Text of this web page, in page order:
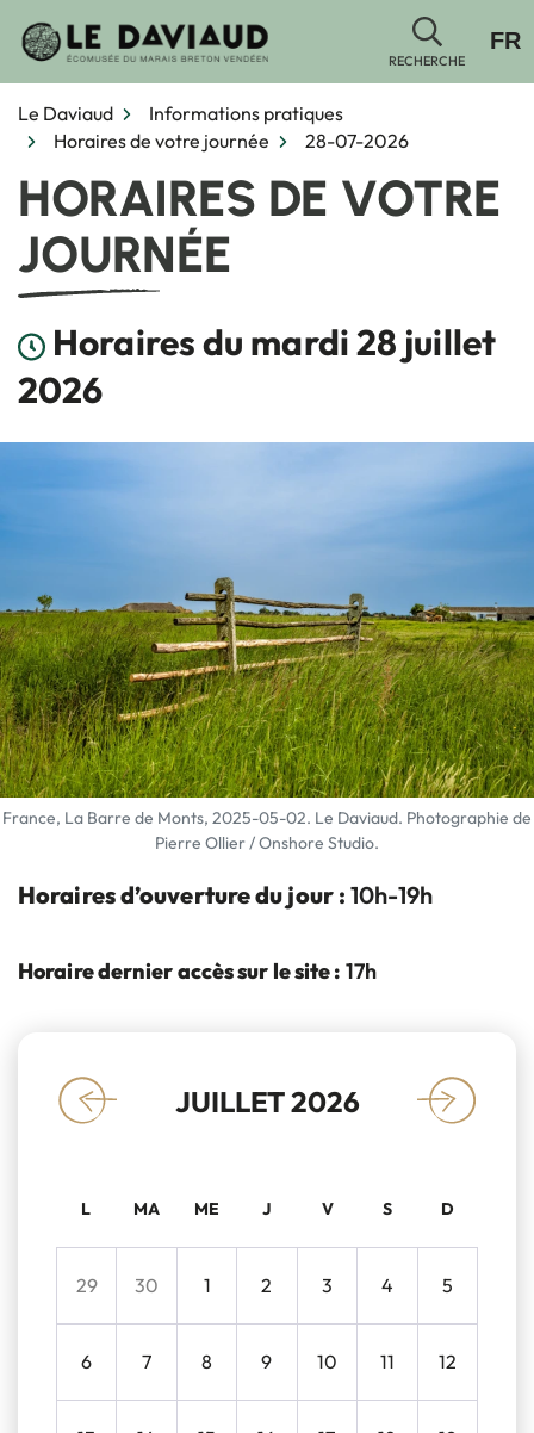
RECHERCHE
FR
Le Daviaud
Informations pratiques
Horaires de votre journée
28-07-2026
HORAIRES DE VOTRE
JOURNÉE
Horaires du mardi 28 juillet
2026
France, La Barre de Monts, 2025-05-02. Le Daviaud. Photographie de
Pierre Ollier / Onshore Studio.
Horaires d’ouverture du jour : 10h-19h
Horaire dernier accès sur le site : 17h
« JUILLET 2026 »
L MA ME J V S D
29 30 1 2 3 4 5
6 7 8 9 10 11 12